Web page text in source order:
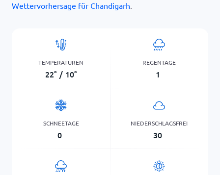
Wettervorhersage für Chandigarh.
TEMPERATUREN
22° / 10°
REGENTAGE
1
SCHNEETAGE
0
NIEDERSCHLAGSFREI
30